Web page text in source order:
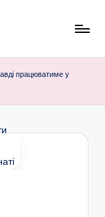
працюватиме у